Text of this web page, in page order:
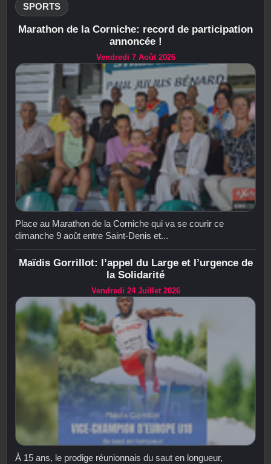
SPORTS
Marathon de la Corniche: record de participation
annoncée !
Vendredi 7 Août 2026
Place au Marathon de la Corniche qui va se courir ce
dimanche 9 août entre Saint-Denis et...
Maïdis Gorrillot: l’appel du Large et l’urgence de
la Solidarité
Vendredi 24 Juillet 2026
À 15 ans, le prodige réunionnais du saut en longueur,